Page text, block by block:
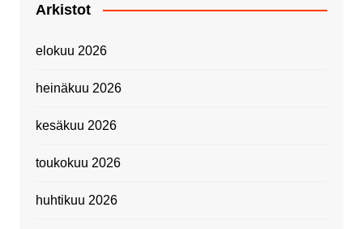
Arkistot
elokuu 2026
heinäkuu 2026
kesäkuu 2026
toukokuu 2026
huhtikuu 2026